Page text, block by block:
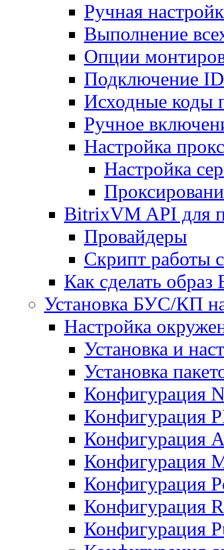
Ручная
Выполнение
Опции
Подключение
Исходные коды
Ручное
Настройка
Настройка
BitrixVM API для
Провайдеры
Скрипт работы
Как сделать
Установка БУС/КП
Настройка
Установка и
Установка
Конфигурация
Конфигурация
Конфигурация
Конфигурация
Конфигурация
Конфигурация
Конфигурация